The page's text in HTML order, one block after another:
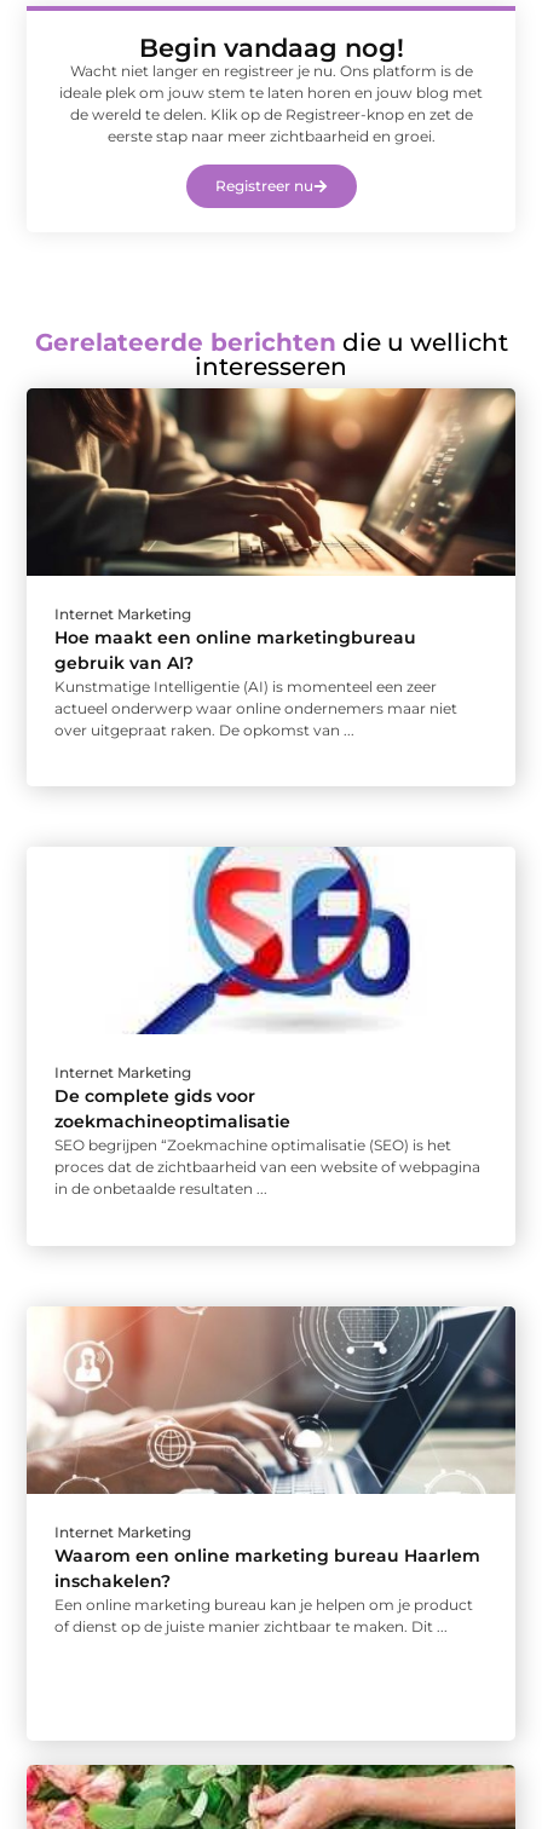
Begin vandaag nog!
Wacht niet langer en registreer je nu. Ons platform is de
ideale plek om jouw stem te laten horen en jouw blog met
de wereld te delen. Klik op de Registreer-knop en zet de
eerste stap naar meer zichtbaarheid en groei.
Registreer nu
Gerelateerde berichten die u wellicht
interesseren
Internet Marketing
Hoe maakt een online marketingbureau
gebruik van AI?
Kunstmatige Intelligentie (AI) is momenteel een zeer
actueel onderwerp waar online ondernemers maar niet
over uitgepraat raken. De opkomst van ...
Internet Marketing
De complete gids voor
zoekmachineoptimalisatie
SEO begrijpen “Zoekmachine optimalisatie (SEO) is het
proces dat de zichtbaarheid van een website of webpagina
in de onbetaalde resultaten ...
Internet Marketing
Waarom een online marketing bureau Haarlem
inschakelen?
Een online marketing bureau kan je helpen om je product
of dienst op de juiste manier zichtbaar te maken. Dit ...